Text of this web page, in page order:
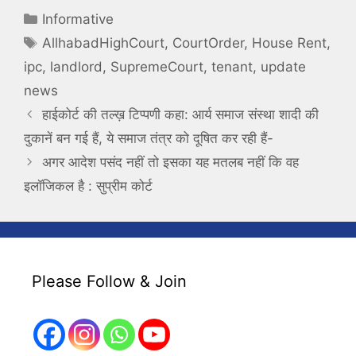
Categories
Informative
Tags
AllhabadHighCourt, CourtOrder, House Rent,
ipc, landlord, SupremeCourt, tenant, update
news
हाईकोर्ट की तल्ख़ टिप्पणी कहा: आर्य समाज संस्था शादी की
दुकानें बन गई हैं, ये समाज तंत्र को दूषित कर रही हैं-
अगर आदेश पसंद नहीं तो इसका यह मतलब नहीं कि वह
इलॉजिकल है : सुप्रीम कोर्ट
Please Follow & Join